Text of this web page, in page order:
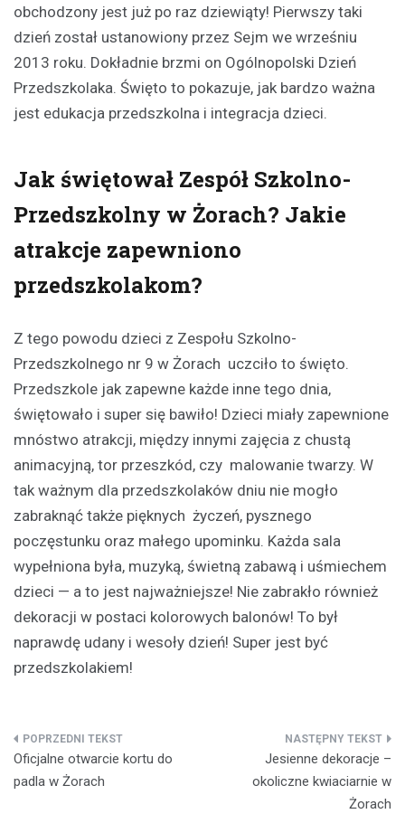
obchodzony jest już po raz dziewiąty! Pierwszy taki
dzień został ustanowiony przez Sejm we wrześniu
2013 roku. Dokładnie brzmi on Ogólnopolski Dzień
Przedszkolaka. Święto to pokazuje, jak bardzo ważna
jest edukacja przedszkolna i integracja dzieci.
Jak świętował Zespół Szkolno-
Przedszkolny w Żorach? Jakie
atrakcje zapewniono
przedszkolakom?
Z tego powodu dzieci z Zespołu Szkolno-
Przedszkolnego nr 9 w Żorach uczciło to święto.
Przedszkole jak zapewne każde inne tego dnia,
świętowało i super się bawiło! Dzieci miały zapewnione
mnóstwo atrakcji, między innymi zajęcia z chustą
animacyjną, tor przeszkód, czy malowanie twarzy. W
tak ważnym dla przedszkolaków dniu nie mogło
zabraknąć także pięknych życzeń, pysznego
poczęstunku oraz małego upominku. Każda sala
wypełniona była, muzyką, świetną zabawą i uśmiechem
dzieci — a to jest najważniejsze! Nie zabrakło również
dekoracji w postaci kolorowych balonów! To był
naprawdę udany i wesoły dzień! Super jest być
przedszkolakiem!
Nawigacja
wpisu
Oficjalne otwarcie kortu do
padla w Żorach
Jesienne dekoracje –
okoliczne kwiaciarnie w
Żorach